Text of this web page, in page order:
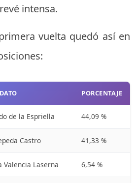
intensa.
vuelta quedó así en
PORCENTAJE
de la Espriella 44,09 %
Castro 41,33 %
Valencia Laserna 6,54 %